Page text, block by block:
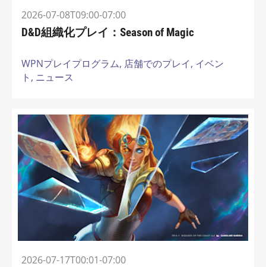
2026-07-08T09:00-07:00
D&D組織化プレイ：Season of Magic
WPNプレイプログラム, 店舗でのプレイ, イベン
ト, ニュース
2026-07-17T00:01-07:00